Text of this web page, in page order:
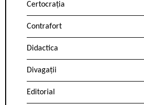
Certocrația
Contrafort
Didactica
Divagații
Editorial